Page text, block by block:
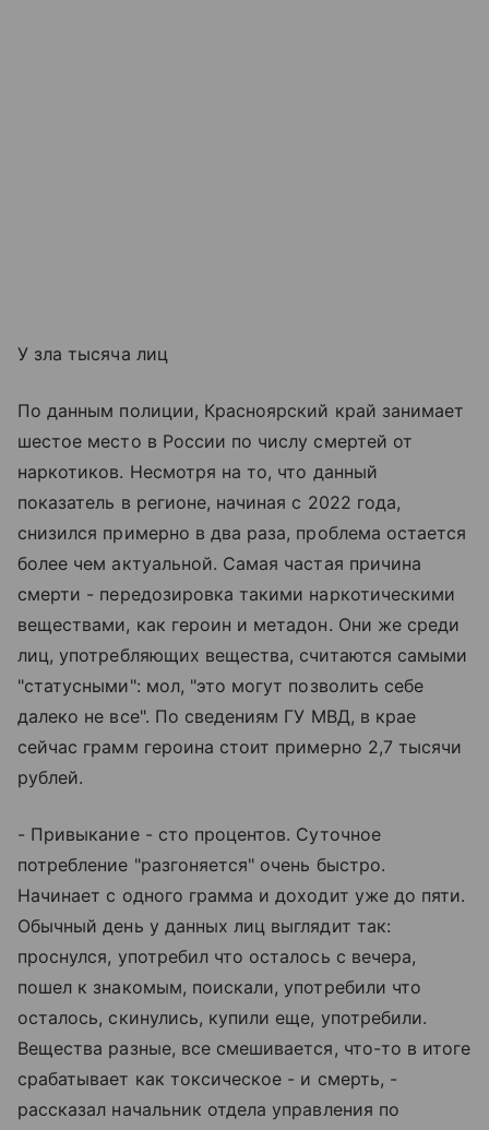
У зла тысяча лиц
По данным полиции, Красноярский край занимает
шестое место в России по числу смертей от
наркотиков. Несмотря на то, что данный
показатель в регионе, начиная с 2022 года,
снизился примерно в два раза, проблема остается
более чем актуальной. Самая частая причина
смерти - передозировка такими наркотическими
веществами, как героин и метадон. Они же среди
лиц, употребляющих вещества, считаются самыми
"статусными": мол, "это могут позволить себе
далеко не все". По сведениям ГУ МВД, в крае
сейчас грамм героина стоит примерно 2,7 тысячи
рублей.
- Привыкание - сто процентов. Суточное
потребление "разгоняется" очень быстро.
Начинает с одного грамма и доходит уже до пяти.
Обычный день у данных лиц выглядит так:
проснулся, употребил что осталось с вечера,
пошел к знакомым, поискали, употребили что
осталось, скинулись, купили еще, употребили.
Вещества разные, все смешивается, что-то в итоге
срабатывает как токсическое - и смерть, -
рассказал начальник отдела управления по